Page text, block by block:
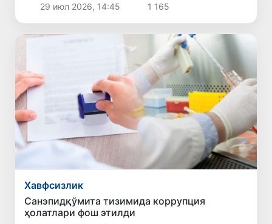
29 июл 2026, 14:45 1 165
Хавфсизлик
Санэпидқўмита тизимида коррупция
ҳолатлари фош этилди